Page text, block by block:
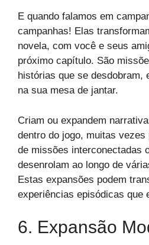
E quando falamos em
campanhas! Elas
novela, com você e seus
próximo capítulo. São
histórias que se desdobram,
na sua mesa de jantar.
Criam ou expandem
dentro do jogo, muitas
de missões interconectadas
desenrolam ao longo de
Estas expansões podem
experiências episódicas que
6. Expansão